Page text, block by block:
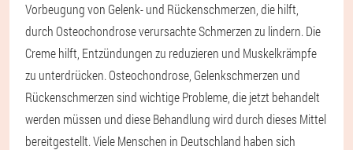
Vorbeugung von Gelenk- und Rückenschmerzen, die hilft,
durch Osteochondrose verursachte Schmerzen zu lindern. Die
Creme hilft, Entzündungen zu reduzieren und Muskelkrämpfe
zu unterdrücken. Osteochondrose, Gelenkschmerzen und
Rückenschmerzen sind wichtige Probleme, die jetzt behandelt
werden müssen und diese Behandlung wird durch dieses Mittel
bereitgestellt. Viele Menschen in Deutschland haben sich